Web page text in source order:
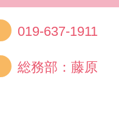
019-637-1911
総務部：藤原